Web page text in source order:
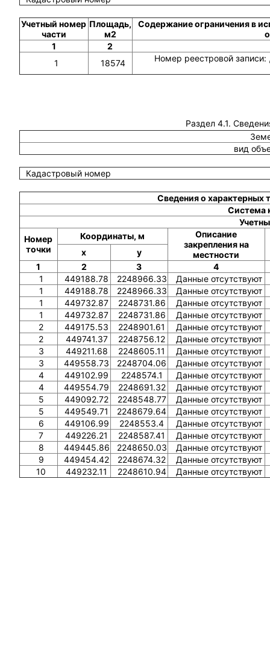
Учетный номер
части
Площадь,
м2
Содержание ограничения в
1
2
1
18574 Номер реестровой
Раздел 4.1.
вид
Кадастровый номер
Сведения о характерных
Система
Номер
точки
Координаты, м
Описание
закрепления на
местности
x
y
1
2 3
4
1
449188.78 2248966.33
Данные отсутствуют
1
449188.78 2248966.33
Данные отсутствуют
1
449732.87 2248731.86
Данные отсутствуют
1
449732.87 2248731.86
Данные отсутствуют
2
449175.53 2248901.61
Данные отсутствуют
2
449741.37 2248756.12
Данные отсутствуют
3
449211.68 2248605.11
Данные отсутствуют
3
449558.73 2248704.06
Данные отсутствуют
4
449102.99 2248574.1
Данные отсутствуют
4
449554.79 2248691.32
Данные отсутствуют
5
449092.72 2248548.77
Данные отсутствуют
5
449549.71 2248679.64
Данные отсутствуют
6
449106.99 2248553.4
Данные отсутствуют
7
449226.21 2248587.41
Данные отсутствуют
8
449445.86 2248650.03
Данные отсутствуют
9
449454.42 2248674.32
Данные отсутствуют
10
449232.11 2248610.94 Данные отсутствуют